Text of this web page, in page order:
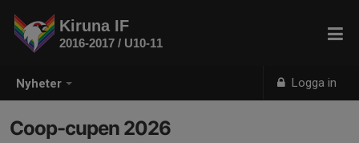
Nyheter Logga in
Kiruna IF
2016-2017 / U10-11
Coop-cupen 2026